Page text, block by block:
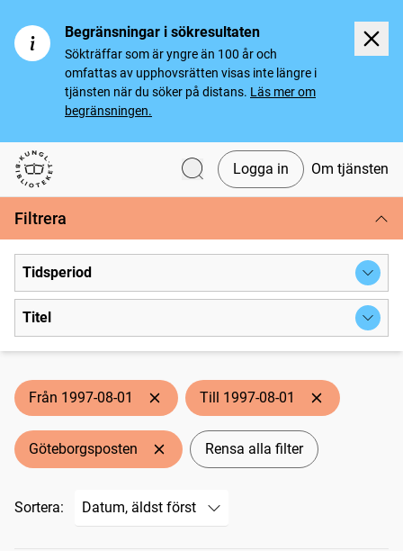
Begränsningar i sökresultaten
Sökträffar som är yngre än 100 år och
omfattas av upphovsrätten visas inte längre i
tjänsten när du söker på distans. Läs mer om
begränsningen.
Svenska tidningar
Logga in Om tjänsten
Filtrera
Tidsperiod
Titel
Från 1997-08-01 Till 1997-08-01
Göteborgsposten Rensa alla filter
Sortera: